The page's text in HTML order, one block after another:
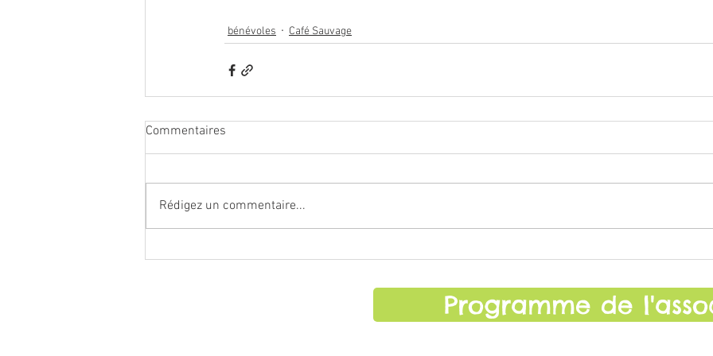
bénévoles Café Sauvage
Commentaires
Rédigez un commentaire...
Programme de